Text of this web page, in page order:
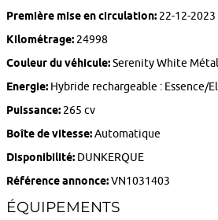
Première mise en circulation: 22-12-2023
Kilométrage: 24998
Couleur du véhicule:Serenity White Métal
Energie: Hybride rechargeable : Essence/
Puissance: 265 cv
Boîte de vitesse:Automatique
Disponibilité: DUNKERQUE
Référence annonce:VN1031403
ÉQUIPEMENTS